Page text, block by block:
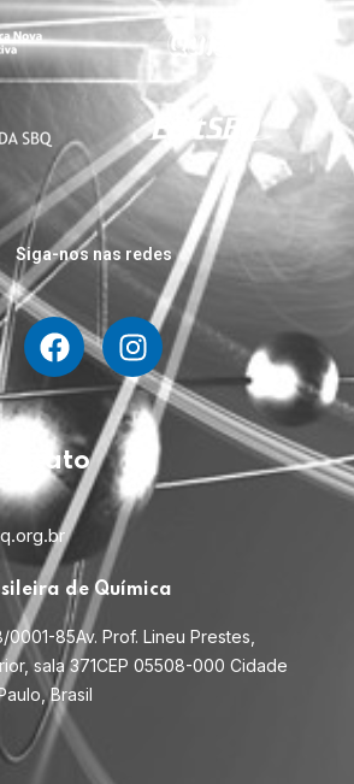
Siga-nos nas redes
de Química
0001-85Av. Prof. Lineu Prestes,
sala 371CEP 05508-000 Cidade
Brasil